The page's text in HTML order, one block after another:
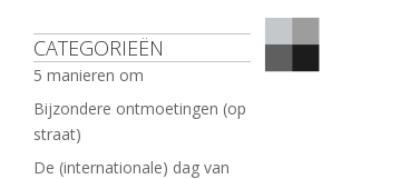
CATEGORIEËN
5 manieren om
Bijzondere ontmoetingen (op
straat)
De (internationale) dag van